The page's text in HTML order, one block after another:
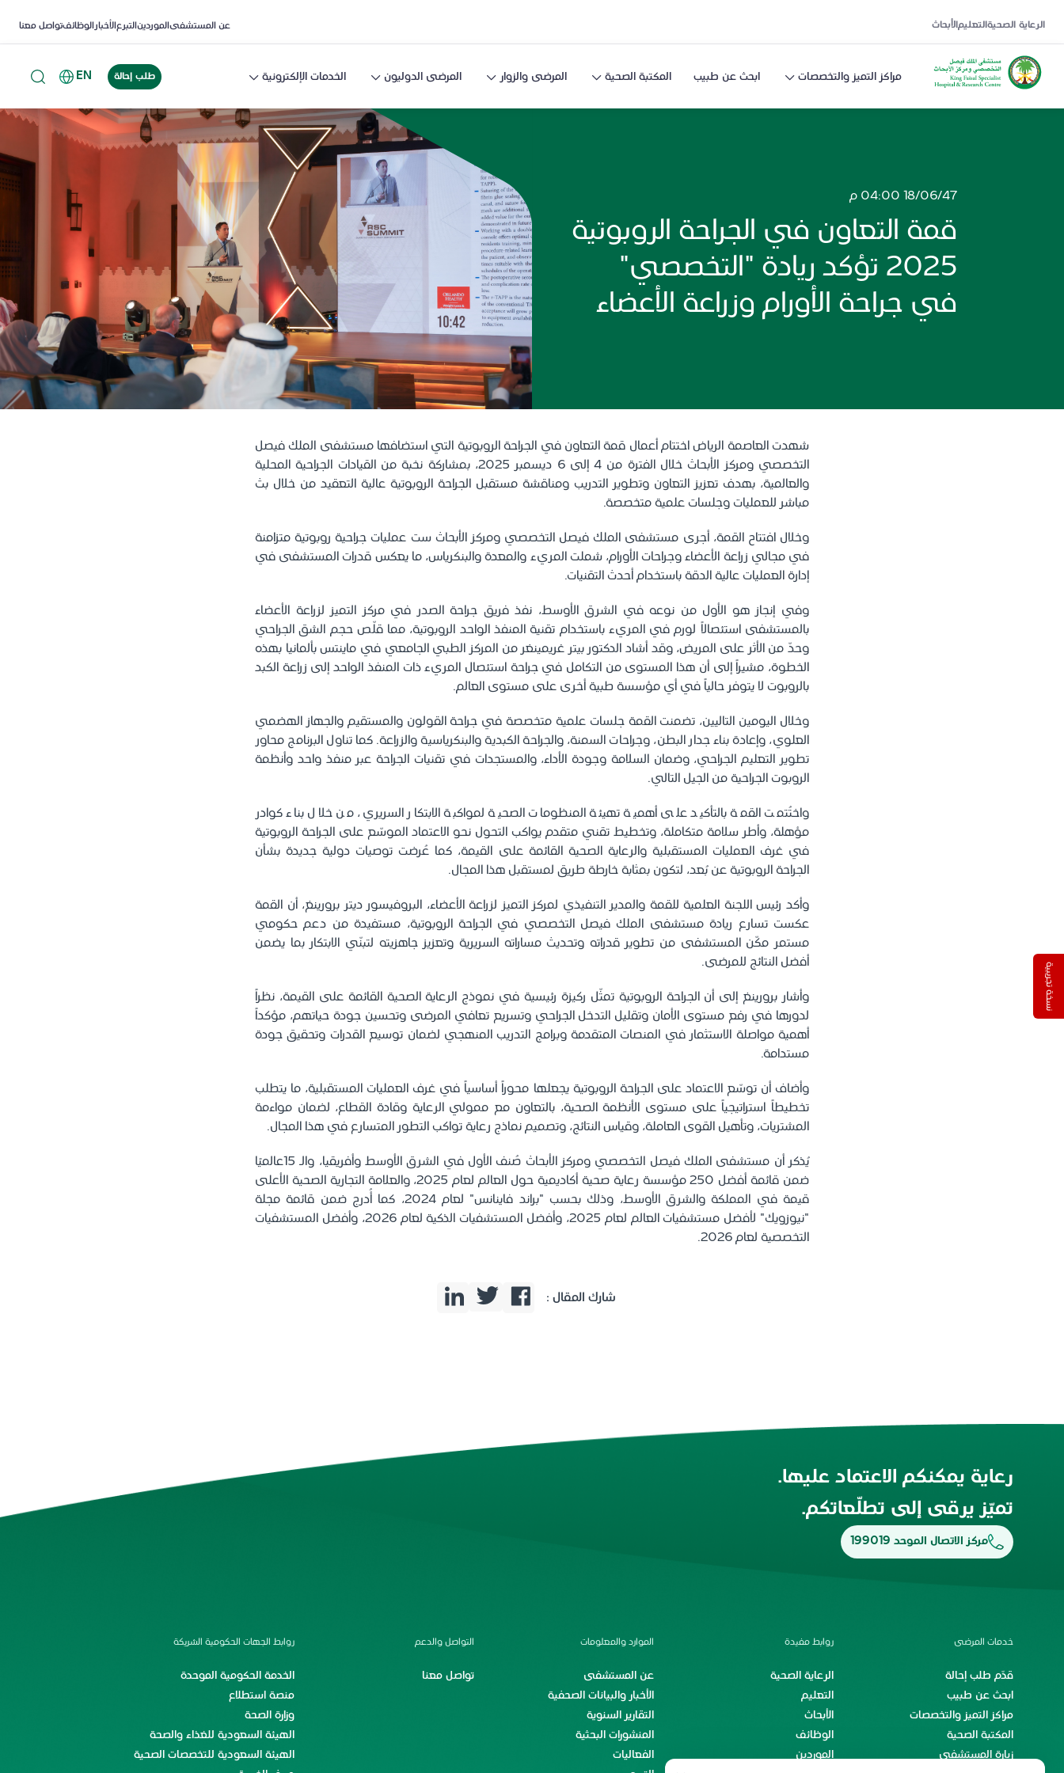
الرعاية الصحيةالتعليمالأبحاث عن المستشفىالموردينالتبرعالأخبارالوظائفتواصل معنا
مراكز التميز والتخصصات ابحث عن طبيب المكتبة الصحية المرضى والزوار المرضى الدوليون الخدمات الإلكترونية طلب إحالة EN
18/06/47 04:00 م
قمة التعاون في الجراحة الروبوتية
2025 تؤكد ريادة "التخصصي"
في جراحة الأورام وزراعة الأعضاء
شهدت العاصمة الرياض اختتام أعمال قمة التعاون في الجراحة الروبوتية التي استضافها مستشفى الملك فيصل
التخصصي ومركز الأبحاث خلال الفترة من 4 إلى 6 ديسمبر 2025، بمشاركة نخبة من القيادات الجراحية المحلية
والعالمية، بهدف تعزيز التعاون وتطوير التدريب ومناقشة مستقبل الجراحة الروبوتية عالية التعقيد من خلال بث
مباشر للعمليات وجلسات علمية متخصصة.
وخلال افتتاح القمة، أجرى مستشفى الملك فيصل التخصصي ومركز الأبحاث ست عمليات جراحية روبوتية متزامنة
في مجالي زراعة الأعضاء وجراحات الأورام، شملت المريء والمعدة والبنكرياس، ما يعكس قدرات المستشفى في
إدارة العمليات عالية الدقة باستخدام أحدث التقنيات.
وفي إنجاز هو الأول من نوعه في الشرق الأوسط، نفذ فريق جراحة الصدر في مركز التميز لزراعة الأعضاء
بالمستشفى استئصالاً لورم في المريء باستخدام تقنية المنفذ الواحد الروبوتية، مما قلّص حجم الشق الجراحي
وحدّ من الأثر على المريض، وقد أشاد الدكتور بيتر غريمينغر من المركز الطبي الجامعي في ماينتس بألمانيا بهذه
الخطوة، مشيراً إلى أن هذا المستوى من التكامل في جراحة استئصال المريء ذات المنفذ الواحد إلى زراعة الكبد
بالروبوت لا يتوفر حالياً في أي مؤسسة طبية أخرى على مستوى العالم.
وخلال اليومين التاليين، تضمنت القمة جلسات علمية متخصصة في جراحة القولون والمستقيم والجهاز الهضمي
العلوي، وإعادة بناء جدار البطن، وجراحات السمنة، والجراحة الكبدية والبنكرياسية والزراعة. كما تناول البرنامج محاور
تطوير التعليم الجراحي، وضمان السلامة وجودة الأداء، والمستجدات في تقنيات الجراحة عبر منفذ واحد وأنظمة
الروبوت الجراحية من الجيل التالي.
واختُتمت القمة بالتأكيد على أهمية تهيئة المنظومات الصحية لمواكبة الابتكار السريري، من خلال بناء كوادر
مؤهلة، وأطر سلامة متكاملة، وتخطيط تقني متقدم يواكب التحول نحو الاعتماد الموسّع على الجراحة الروبوتية
في غرف العمليات المستقبلية والرعاية الصحية القائمة على القيمة، كما عُرضت توصيات دولية جديدة بشأن
الجراحة الروبوتية عن بُعد، لتكون بمثابة خارطة طريق لمستقبل هذا المجال.
وأكد رئيس اللجنة العلمية للقمة والمدير التنفيذي لمركز التميز لزراعة الأعضاء، البروفيسور ديتر برورينغ، أن القمة
عكست تسارع ريادة مستشفى الملك فيصل التخصصي في الجراحة الروبوتية، مستفيدة من دعم حكومي
مستمر مكّن المستشفى من تطوير قدراته وتحديث مساراته السريرية وتعزيز جاهزيته لتبنّي الابتكار بما يضمن
أفضل النتائج للمرضى.
وأشار برورينغ إلى أن الجراحة الروبوتية تمثّل ركيزة رئيسية في نموذج الرعاية الصحية القائمة على القيمة، نظراً
لدورها في رفع مستوى الأمان وتقليل التدخل الجراحي وتسريع تعافي المرضى وتحسين جودة حياتهم، مؤكداً
أهمية مواصلة الاستثمار في المنصات المتقدمة وبرامج التدريب المنهجي لضمان توسيع القدرات وتحقيق جودة
مستدامة.
وأضاف أن توسّع الاعتماد على الجراحة الروبوتية يجعلها محوراً أساسياً في غرف العمليات المستقبلية، ما يتطلب
تخطيطاً استراتيجياً على مستوى الأنظمة الصحية، بالتعاون مع ممولي الرعاية وقادة القطاع، لضمان مواءمة
المشتريات، وتأهيل القوى العاملة، وقياس النتائج، وتصميم نماذج رعاية تواكب التطور المتسارع في هذا المجال.
يُذكر أن مستشفى الملك فيصل التخصصي ومركز الأبحاث صُنف الأول في الشرق الأوسط وأفريقيا، والـ 15عالميًا
ضمن قائمة أفضل 250 مؤسسة رعاية صحية أكاديمية حول العالم لعام 2025، والعلامة التجارية الصحية الأعلى
قيمة في المملكة والشرق الأوسط، وذلك بحسب "براند فاينانس" لعام 2024، كما أُدرج ضمن قائمة مجلة
"نيوزويك" لأفضل مستشفيات العالم لعام 2025، وأفضل المستشفيات الذكية لعام 2026، وأفضل المستشفيات
التخصصية لعام 2026.
شارك المقال :
رعاية يمكنكم الاعتماد عليها.
تميّز يرقى إلى تطلّعاتكم.
مركز الاتصال الموحد 199019
خدمات المرضى
قدّم طلب إحالة
ابحث عن طبيب
مراكز التميز والتخصصات
المكتبة الصحية
زيارة المستشفى
روابط مفيدة
الرعاية الصحية
التعليم
الأبحاث
الوظائف
الموردين
الموارد والمعلومات
عن المستشفى
الأخبار والبيانات الصحفية
التقارير السنوية
المنشورات البحثية
الفعاليات
التواصل والدعم
تواصل معنا
روابط الجهات الحكومية الشريكة
الخدمة الحكومية الموحدة
منصة استطلاع
وزارة الصحة
الهيئة السعودية للغذاء والصحة
الهيئة السعودية للتخصصات الصحية
نسخة تجريبية